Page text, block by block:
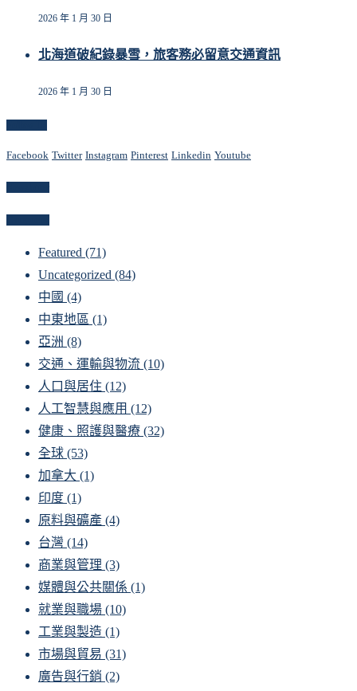
2026 年 1 月 30 日
北海道破紀錄暴雪，旅客務必留意交通資訊
2026 年 1 月 30 日
Facebook Twitter Instagram Pinterest Linkedin Youtube
Featured (71)
Uncategorized (84)
中國 (4)
中東地區 (1)
亞洲 (8)
交通、運輸與物流 (10)
人口與居住 (12)
人工智慧與應用 (12)
健康、照護與醫療 (32)
全球 (53)
加拿大 (1)
印度 (1)
原料與礦產 (4)
台灣 (14)
商業與管理 (3)
媒體與公共關係 (1)
就業與職場 (10)
工業與製造 (1)
市場與貿易 (31)
廣告與行銷 (2)